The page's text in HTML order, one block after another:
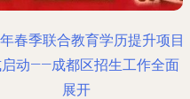
春季联合教育学历提升项目
启动——成都区招生工作全面
展开